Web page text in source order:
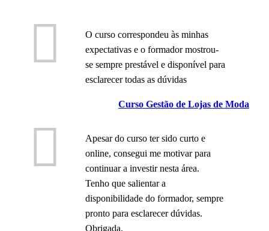
O curso correspondeu às minhas
expectativas e o formador mostrou-
se sempre prestável e disponível para
esclarecer todas as dúvidas
Curso Gestão de Lojas de Moda
Apesar do curso ter sido curto e
online, consegui me motivar para
continuar a investir nesta área.
Tenho que salientar a
disponibilidade do formador, sempre
pronto para esclarecer dúvidas.
Obrigada.